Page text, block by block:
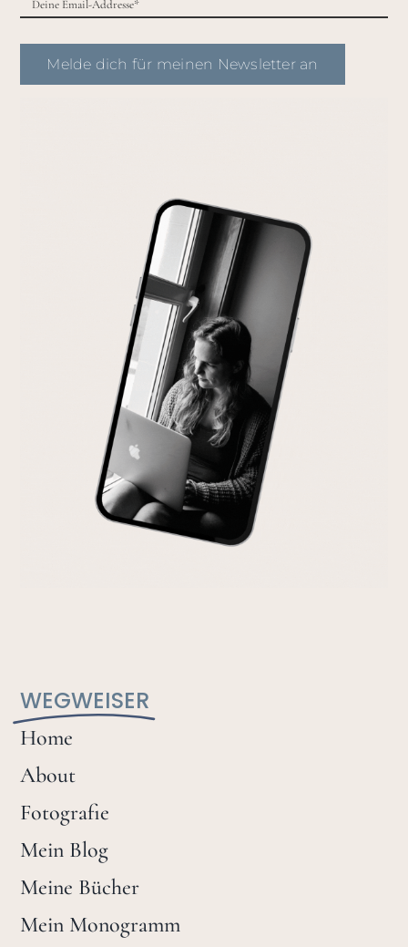
WEGWEISER
Home
About
Fotografie
Mein Blog
Meine Bücher
Mein Monogramm
Melde dich für meinen Newsletter an